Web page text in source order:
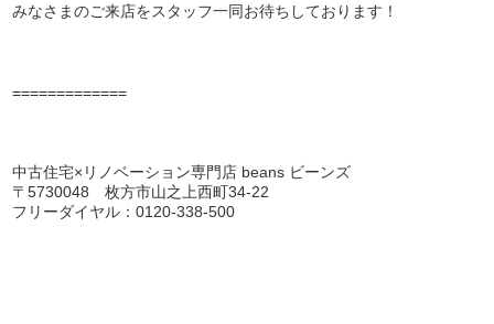
みなさまのご来店をスタッフ一同お待ちしております！
=============
中古住宅×リノベーション専門店 beans ビーンズ
〒5730048 枚方市山之上西町34-22
フリーダイヤル：0120-338-500